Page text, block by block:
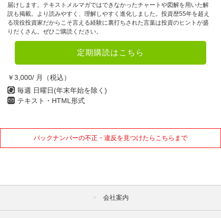
届けします。テキストメルマガではできなかったチャートや図解を用いた解
説も掲載。より読みやすく、理解しやすく進化しました。投資歴55年を超え
る現役投資家だからこそ言える経験に裏打ちされた言葉は投資のヒントが盛
りだくさん。ぜひご購読ください。
定期購読はこちら
￥3,000/ 月（税込）
毎週 日曜日(年末年始を除く)
テキスト・HTML形式
バックナンバーの不正・違反を見つけたらこちらまで
会社案内